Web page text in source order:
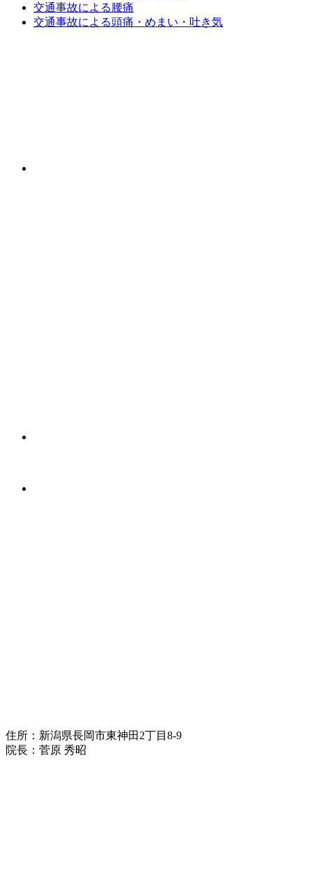
交通事故による腰痛
交通事故による頭痛・めまい・吐き気
住所：新潟県長岡市東神田2丁目8-9
院長：菅原 秀昭